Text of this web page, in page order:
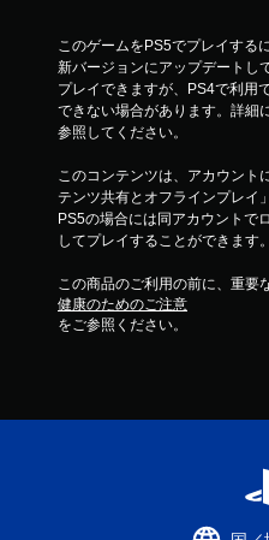
このゲームをPS5でプレイする
新バージョンにアップデートし
プレイできますが、PS4で利用
できない場合があります。詳細
参照してください。
このコンテンツは、アカウント
テンツ共有とオフラインプレイ
PS5の場合には同アカウントで
してプレイすることができます。
この商品のご利用の前に、重要
健康のためのご注意
をご参照ください。